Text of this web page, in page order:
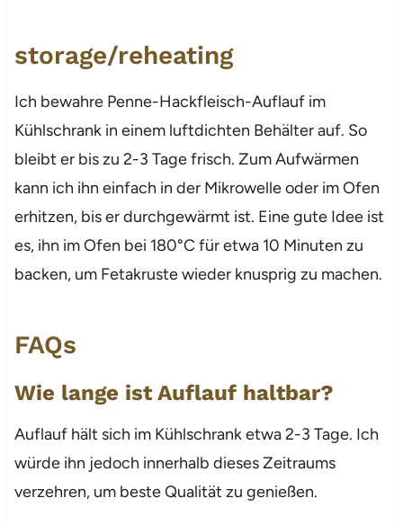
storage/reheating
Ich bewahre Penne-Hackfleisch-Auflauf im
Kühlschrank in einem luftdichten Behälter auf. So
bleibt er bis zu 2-3 Tage frisch. Zum Aufwärmen
kann ich ihn einfach in der Mikrowelle oder im Ofen
erhitzen, bis er durchgewärmt ist. Eine gute Idee ist
es, ihn im Ofen bei 180°C für etwa 10 Minuten zu
backen, um Fetakruste wieder knusprig zu machen.
FAQs
Wie lange ist Auflauf haltbar?
Auflauf hält sich im Kühlschrank etwa 2-3 Tage. Ich
würde ihn jedoch innerhalb dieses Zeitraums
verzehren, um beste Qualität zu genießen.